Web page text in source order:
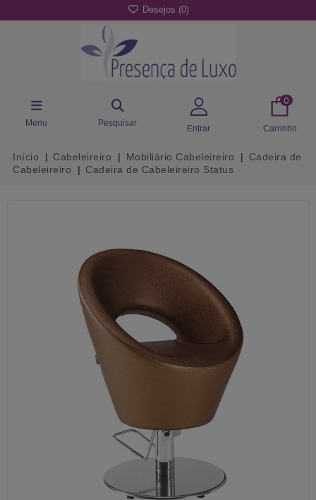
Desejos (0)
Menu Pesquisar
Entrar
0
Carrinho
Início Cabeleireiro Mobiliário Cabeleireiro
Cadeira de
Cabeleireiro
Cadeira de Cabeleireiro Status